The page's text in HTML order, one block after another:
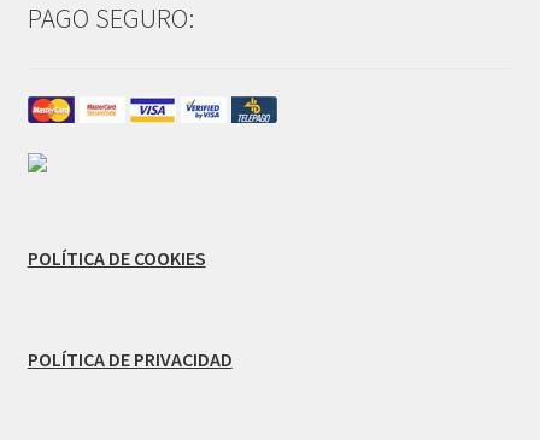
PAGO SEGURO:
POLÍTICA DE COOKIES
POLÍTICA DE PRIVACIDAD